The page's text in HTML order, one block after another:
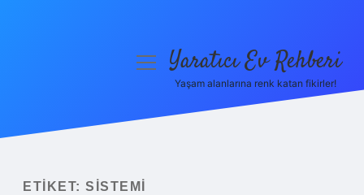
Yasal Uyarı
menüyüYaratıcı Ev Rehberi
Yaşam alanlarına renk katan fikirler!
ETIKET: SISTEMI